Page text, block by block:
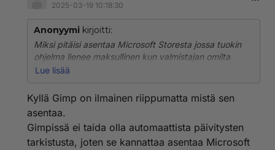
2025-03-19 10:18:30
Anonyymi kirjoitti:
Miksi pitäisi asentaa Microsoft Storesta jossa tuokin
ohjelma lienee maksullinen kun valmistajan omilta
sivuilta ladattuna se on ILMAINEN?? Gimp.org EI ole
tollasta potaskaa olet edes kuullut?
Lue lisää
Kyllä Gimp on ilmainen riippumatta mistä sen
asentaa.
Gimpissä ei taida olla automaattista päivitysten
tarkistusta, joten se kannattaa asentaa Microsoft